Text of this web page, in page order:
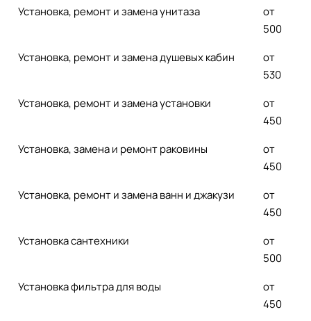
Установка, ремонт и замена унитаза
от
500
Установка, ремонт и замена душевых кабин
от
530
Установка, ремонт и замена установки
от
450
Установка, замена и ремонт раковины
от
450
Установка, ремонт и замена ванн и джакузи
от
450
Установка сантехники
от
500
Установка фильтра для воды
от
450